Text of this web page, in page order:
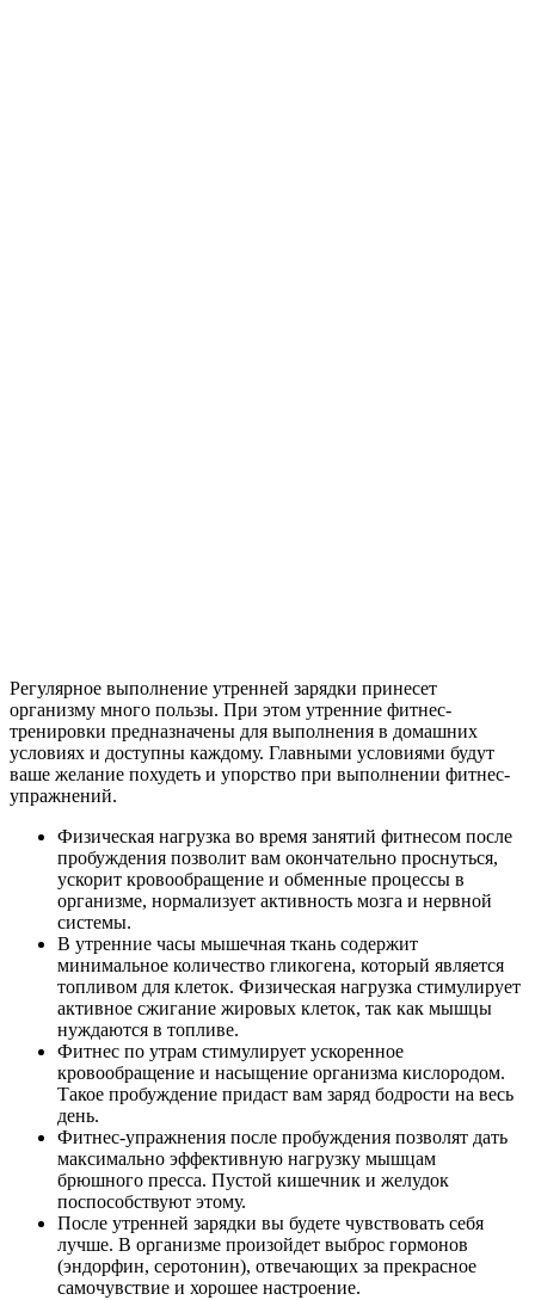
Регулярное выполнение утренней зарядки принесет
организму много пользы. При этом утренние фитнес-
тренировки предназначены для выполнения в домашних
условиях и доступны каждому. Главными условиями будут
ваше желание похудеть и упорство при выполнении фитнес-
упражнений.
Физическая нагрузка во время занятий фитнесом после
пробуждения позволит вам окончательно проснуться,
ускорит кровообращение и обменные процессы в
организме, нормализует активность мозга и нервной
системы.
В утренние часы мышечная ткань содержит
минимальное количество гликогена, который является
топливом для клеток. Физическая нагрузка стимулирует
активное сжигание жировых клеток, так как мышцы
нуждаются в топливе.
Фитнес по утрам стимулирует ускоренное
кровообращение и насыщение организма кислородом.
Такое пробуждение придаст вам заряд бодрости на весь
день.
Фитнес-упражнения после пробуждения позволят дать
максимально эффективную нагрузку мышцам
брюшного пресса. Пустой кишечник и желудок
поспособствуют этому.
После утренней зарядки вы будете чувствовать себя
лучше. В организме произойдет выброс гормонов
(эндорфин, серотонин), отвечающих за прекрасное
самочувствие и хорошее настроение.